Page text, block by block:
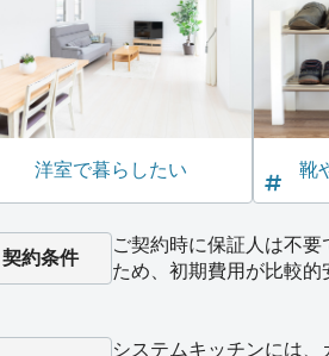
洋室で暮らしたい 靴
契約条件
ご契約時に保証人は不
ため、初期費用が比較的
システムキッチンには